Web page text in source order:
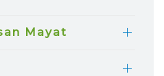
Mayat